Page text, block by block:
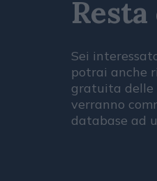
Sei
potrai anche
gratuita delle
verranno
database ad